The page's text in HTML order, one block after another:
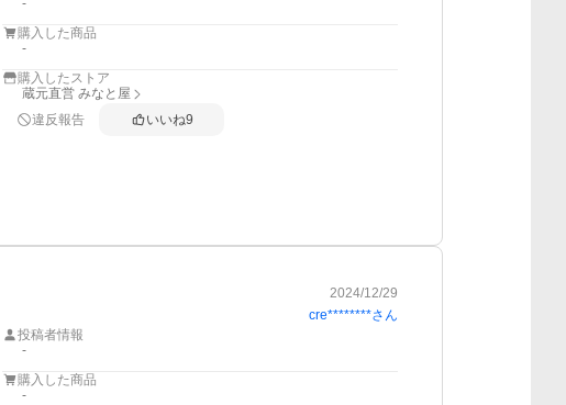
-
購入した商品
-
購入したストア
蔵元直営 みなと屋
違反報告
いいね9
2024/12/29
cre********さん
投稿者情報
-
購入した商品
-